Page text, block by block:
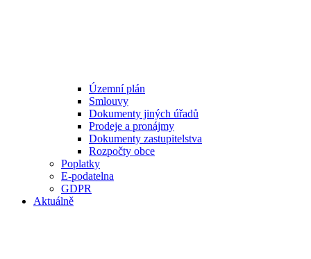
Územní plán
Smlouvy
Dokumenty jiných úřadů
Prodeje a pronájmy
Dokumenty zastupitelstva
Rozpočty obce
Poplatky
E-podatelna
GDPR
Aktuálně